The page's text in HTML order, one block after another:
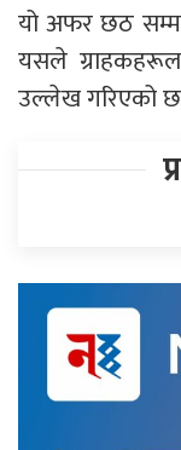
यो अफर छठ
यसले
उल्लेख गरिएको